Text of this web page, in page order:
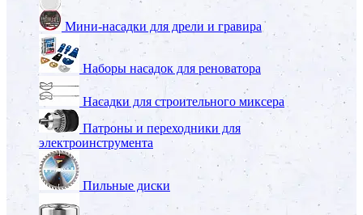
Мини-насадки для дрели и гравира
Наборы насадок для реноватора
Насадки для строительного миксера
Патроны и переходники для
электроинструмента
Пильные диски